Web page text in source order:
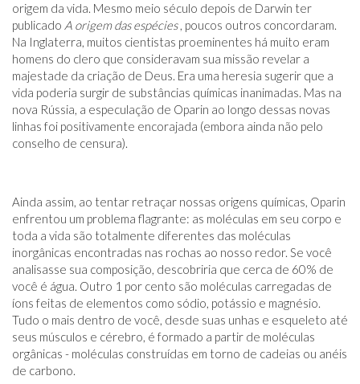
origem da vida. Mesmo meio século depois de Darwin ter
publicado A origem das espécies, poucos outros concordaram.
Na Inglaterra, muitos cientistas proeminentes há muito eram
homens do clero que consideravam sua missão revelar a
majestade da criação de Deus. Era uma heresia sugerir que a
vida poderia surgir de substâncias químicas inanimadas. Mas na
nova Rússia, a especulação de Oparin ao longo dessas novas
linhas foi positivamente encorajada (embora ainda não pelo
conselho de censura).
Ainda assim, ao tentar retraçar nossas origens químicas, Oparin
enfrentou um problema flagrante: as moléculas em seu corpo e
toda a vida são totalmente diferentes das moléculas
inorgânicas encontradas nas rochas ao nosso redor. Se você
analisasse sua composição, descobriria que cerca de 60% de
você é água. Outro 1 por cento são moléculas carregadas de
íons feitas de elementos como sódio, potássio e magnésio.
Tudo o mais dentro de você, desde suas unhas e esqueleto até
seus músculos e cérebro, é formado a partir de moléculas
orgânicas - moléculas construídas em torno de cadeias ou anéis
de carbono.